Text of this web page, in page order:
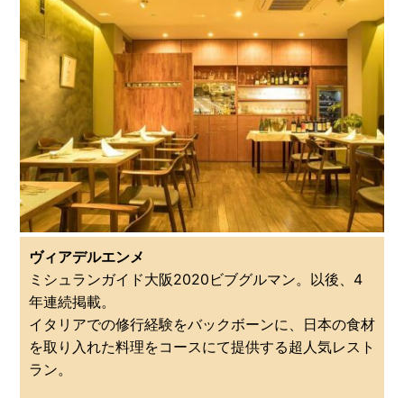
ヴィアデルエンメ
ミシュランガイド大阪2020ビブグルマン。以後、4
年連続掲載。
イタリアでの修行経験をバックボーンに、日本の食材
を取り入れた料理をコースにて提供する超人気レスト
ラン。